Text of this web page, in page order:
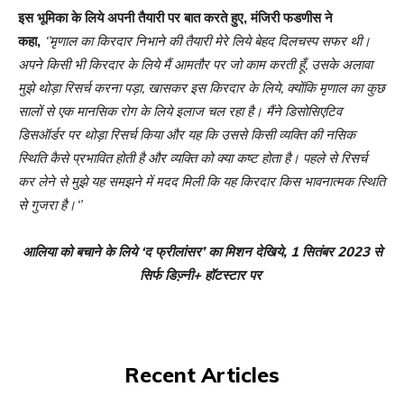
इस भूमिका के लिये अपनी तैयारी पर बात करते हुए, मंजिरी फडणीस ने
कहा, ‘’मृणाल का किरदार निभाने की तैयारी मेरे लिये बेहद दिलचस्‍प सफर थी।
अपने किसी भी किरदार के लिये मैं आमतौर पर जो काम करती हूँ, उसके अलावा
मुझे थोड़ा रिसर्च करना पड़ा, खासकर इस किरदार के लिये, क्‍योंकि मृणाल का कुछ
सालों से एक मानसिक रोग के लिये इलाज चल रहा है। मैंने डिसोसिएटिव
डिसऑर्डर पर थोड़ा रिसर्च किया और यह कि उससे किसी व्‍यक्ति की नसिक
स्थिति कैसे प्रभावित होती है और व्‍यक्ति को क्‍या कष्‍ट होता है। पहले से रिसर्च
कर लेने से मुझे यह समझने में मदद मिली कि यह किरदार किस भावनात्‍मक स्थिति
से गुजरा है।‘’
आलिया को बचाने के लिये‘द फ्रीलांसर’ का मिशन देखिये, 1 सितंबर 2023 से
सिर्फ डिज्‍़नी+हॉटस्‍टार पर
Recent Articles